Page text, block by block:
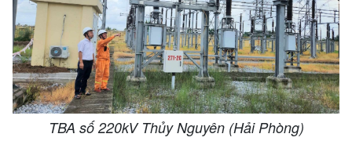
TBA số 220kV Thủy Nguyên (Hải Phòng)